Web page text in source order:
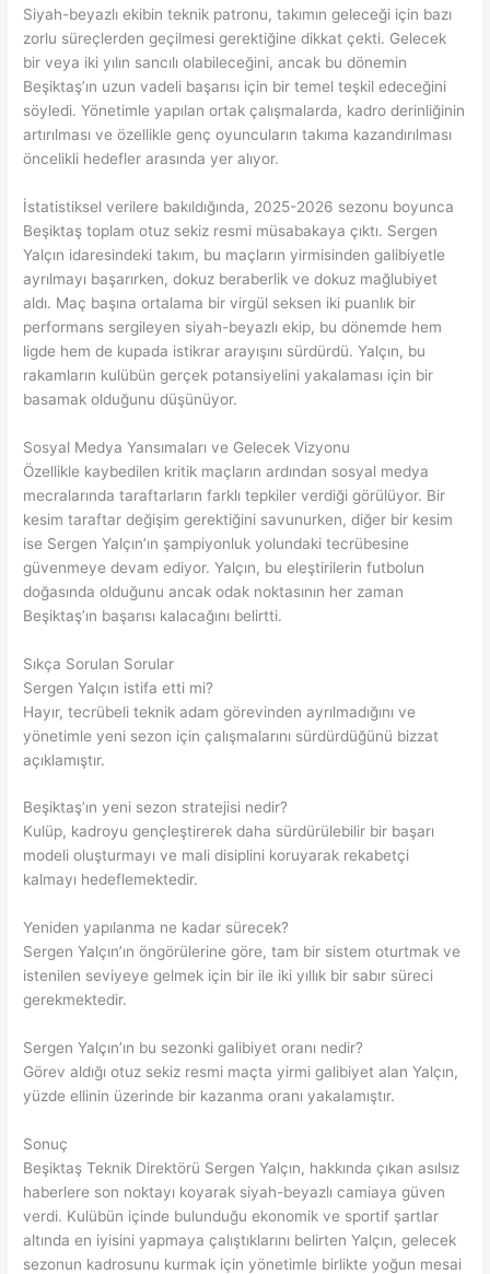
Siyah-beyazlı ekibin teknik patronu, takımın geleceği için bazı
zorlu süreçlerden geçilmesi gerektiğine dikkat çekti. Gelecek
bir veya iki yılın sancılı olabileceğini, ancak bu dönemin
Beşiktaş’ın uzun vadeli başarısı için bir temel teşkil edeceğini
söyledi. Yönetimle yapılan ortak çalışmalarda, kadro derinliğinin
artırılması ve özellikle genç oyuncuların takıma kazandırılması
öncelikli hedefler arasında yer alıyor.
İstatistiksel verilere bakıldığında, 2025-2026 sezonu boyunca
Beşiktaş toplam otuz sekiz resmi müsabakaya çıktı. Sergen
Yalçın idaresindeki takım, bu maçların yirmisinden galibiyetle
ayrılmayı başarırken, dokuz beraberlik ve dokuz mağlubiyet
aldı. Maç başına ortalama bir virgül seksen iki puanlık bir
performans sergileyen siyah-beyazlı ekip, bu dönemde hem
ligde hem de kupada istikrar arayışını sürdürdü. Yalçın, bu
rakamların kulübün gerçek potansiyelini yakalaması için bir
basamak olduğunu düşünüyor.
Sosyal Medya Yansımaları ve Gelecek Vizyonu
Özellikle kaybedilen kritik maçların ardından sosyal medya
mecralarında taraftarların farklı tepkiler verdiği görülüyor. Bir
kesim taraftar değişim gerektiğini savunurken, diğer bir kesim
ise Sergen Yalçın’ın şampiyonluk yolundaki tecrübesine
güvenmeye devam ediyor. Yalçın, bu eleştirilerin futbolun
doğasında olduğunu ancak odak noktasının her zaman
Beşiktaş’ın başarısı kalacağını belirtti.
Sıkça Sorulan Sorular
Sergen Yalçın istifa etti mi?
Hayır, tecrübeli teknik adam görevinden ayrılmadığını ve
yönetimle yeni sezon için çalışmalarını sürdürdüğünü bizzat
açıklamıştır.
Beşiktaş’ın yeni sezon stratejisi nedir?
Kulüp, kadroyu gençleştirerek daha sürdürülebilir bir başarı
modeli oluşturmayı ve mali disiplini koruyarak rekabetçi
kalmayı hedeflemektedir.
Yeniden yapılanma ne kadar sürecek?
Sergen Yalçın’ın öngörülerine göre, tam bir sistem oturtmak ve
istenilen seviyeye gelmek için bir ile iki yıllık bir sabır süreci
gerekmektedir.
Sergen Yalçın’ın bu sezonki galibiyet oranı nedir?
Görev aldığı otuz sekiz resmi maçta yirmi galibiyet alan Yalçın,
yüzde ellinin üzerinde bir kazanma oranı yakalamıştır.
Sonuç
Beşiktaş Teknik Direktörü Sergen Yalçın, hakkında çıkan asılsız
haberlere son noktayı koyarak siyah-beyazlı camiaya güven
verdi. Kulübün içinde bulunduğu ekonomik ve sportif şartlar
altında en iyisini yapmaya çalıştıklarını belirten Yalçın, gelecek
sezonun kadrosunu kurmak için yönetimle birlikte yoğun mesai